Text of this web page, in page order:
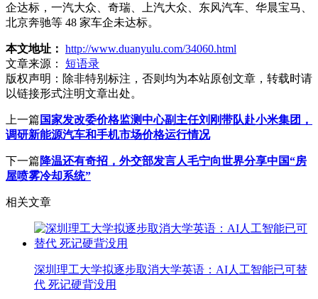
企达标，一汽大众、奇瑞、上汽大众、东风汽车、华晨宝马、
北京奔驰等 48 家车企未达标。
本文地址： http://www.duanyulu.com/34060.html
文章来源：
短语录
版权声明： 除非特别标注，否则均为本站原创文章，转载时请
以链接形式注明文章出处。
上一篇 国家发改委价格监测中心副主任刘刚带队赴小米集团，
调研新能源汽车和手机市场价格运行情况
下一篇降温还有奇招，外交部发言人毛宁向世界分享中国“房
屋喷雾冷却系统”
相关文章
深圳理工大学拟逐步取消大学英语：AI人工智能已可替
代 死记硬背没用